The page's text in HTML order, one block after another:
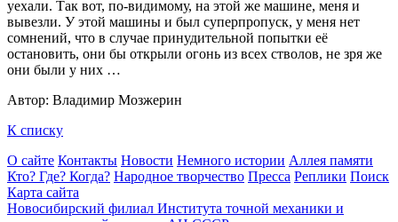
уехали. Так вот, по-видимому, на этой же машине, меня и
вывезли. У этой машины и был суперпропуск, у меня нет
сомнений, что в случае принудительной попытки её
остановить, они бы открыли огонь из всех стволов, не зря же
они были у них …
Автор: Владимир Мозжерин
К списку
О сайте Контакты Новости Немного истории Аллея памяти
Кто? Где? Когда? Народное творчество Пресса Реплики Поиск
Карта сайта
Новосибирский филиал Института точной механики и